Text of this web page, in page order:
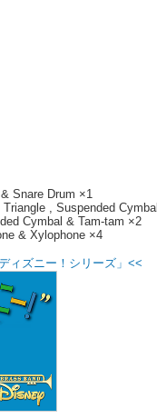
Snare Drum ×1
, Suspended
Cymbal & Tam-tam ×2
& Xylophone ×4
ィズニー！シリーズ」<<